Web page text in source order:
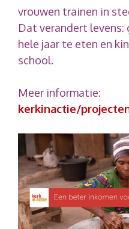
vrouwen trainen in
Dat verandert levens:
hele jaar te eten en
school.
Meer informatie:
kerkinactie/